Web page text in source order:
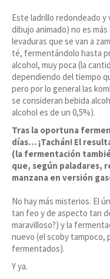
Este ladrillo redondeado y
dibujo animado) no es
levaduras que se van a
té, fermentándolo hasta
alcohol, muy poca (la
dependiendo del tiempo
pero por lo general las
se consideran bebida
alcohol es de un 0,5%).
Tras la oportuna
días… ¡Tachán! El
(la fermentación
que, según paladares,
manzana en versión
No hay más misterios. El
tan feo y de aspecto tan
maravilloso?) y la
nuevo (el scoby tampoco,
fermentados).
Y ya.